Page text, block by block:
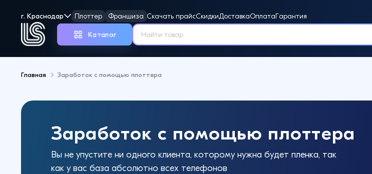
г. Краснодар Франшиза
Плоттер Скачать прайсСкидкиДоставкаОплатаГарантия
Каталог
Новинки
Главная Заработок с помощью плоттера
Заработок с помощью плоттера
Вы не упустите ни одного клиента, которому нужна будет пленка, так
как у вас база абсолютно всех телефонов